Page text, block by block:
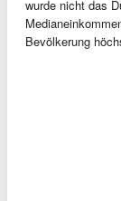
wurde nicht das
Bevölkerung